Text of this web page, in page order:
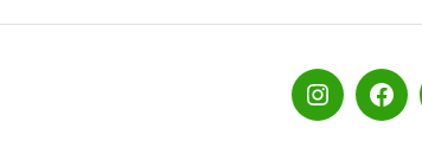
스
스